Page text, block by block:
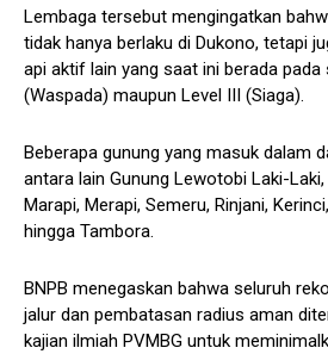
Lembaga tersebut mengingatkan
tidak hanya berlaku di Dukono, tetapi
api aktif lain yang saat ini berada
(Waspada) maupun Level III (Siaga).
Beberapa gunung yang masuk dalam
antara lain Gunung Lewotobi Laki-
Marapi, Merapi, Semeru, Rinjani,
hingga Tambora.
BNPB menegaskan bahwa seluruh
jalur dan pembatasan radius aman
kajian ilmiah PVMBG untuk